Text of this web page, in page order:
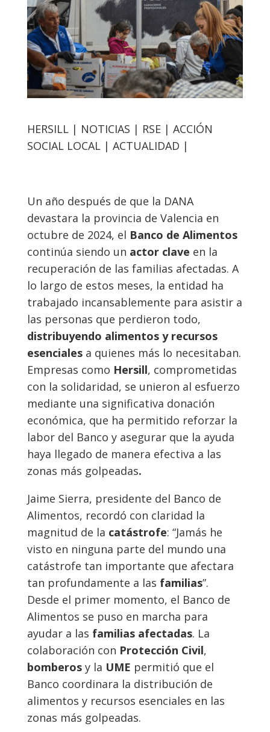
HERSILL | NOTICIAS | RSE | ACCIÓN
SOCIAL LOCAL | ACTUALIDAD |
Un año después de que la DANA
devastara la provincia de Valencia en
octubre de 2024, el Banco de Alimentos
continúa siendo un actor clave en la
recuperación de las familias afectadas. A
lo largo de estos meses, la entidad ha
trabajado incansablemente para asistir a
las personas que perdieron todo,
distribuyendo alimentos y recursos
esencialesa quienes más lo necesitaban.
Empresas como Hersill, comprometidas
con la solidaridad, se unieron al esfuerzo
mediante una significativa donación
económica, que ha permitido reforzar la
labor del Banco y asegurar que la ayuda
haya llegado de manera efectiva a las
zonas más golpeadas.
Jaime Sierra, presidente del Banco de
Alimentos, recordó con claridad la
magnitud de la catástrofe: “Jamás he
visto en ninguna parte del mundo una
catástrofe tan importante que afectara
tan profundamente a las familias”.
Desde el primer momento, el Banco de
Alimentos se puso en marcha para
ayudar a las familias afectadas. La
colaboración con Protección Civil,
bomberosy la UME permitió que el
Banco coordinara la distribución de
alimentos y recursos esenciales en las
zonas más golpeadas.